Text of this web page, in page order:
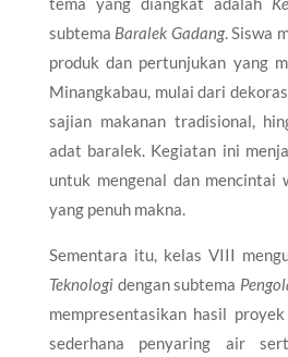
subtema Baralek Gadang. Siswa
produk dan pertunjukan yang
Minangkabau, mulai dari
sajian makanan tradisional,
adat baralek. Kegiatan ini
untuk mengenal dan mencintai
yang penuh makna.
Sementara itu, kelas VIII
Teknologidengan subtema
mempresentasikan hasil
sederhana penyaring air